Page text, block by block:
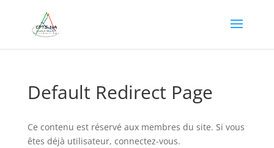
Default Redirect Page
Ce contenu est réservé aux membres du site. Si vous
êtes déjà utilisateur, connectez-vous.